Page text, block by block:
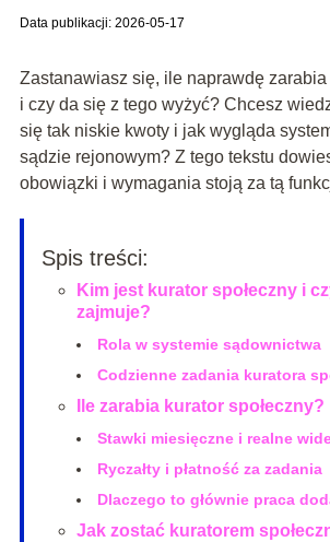
Data publikacji: 2026-05-17
Zastanawiasz się, ile naprawdę zarabia
i czy da się z tego wyżyć? Chcesz
się tak niskie kwoty i jak wygląda
sądzie rejonowym? Z tego tekstu
obowiązki i wymagania stoją za tą
Spis treści:
Kim jest kurator społeczny i
zajmuje?
Rola w systemie sądownictwa
Codzienne zadania kuratora
Ile zarabia kurator społeczny?
Stawki miesięczne i realne
Ryczałty i płatność za zadania
Dlaczego to głównie praca
Jak zostać kuratorem